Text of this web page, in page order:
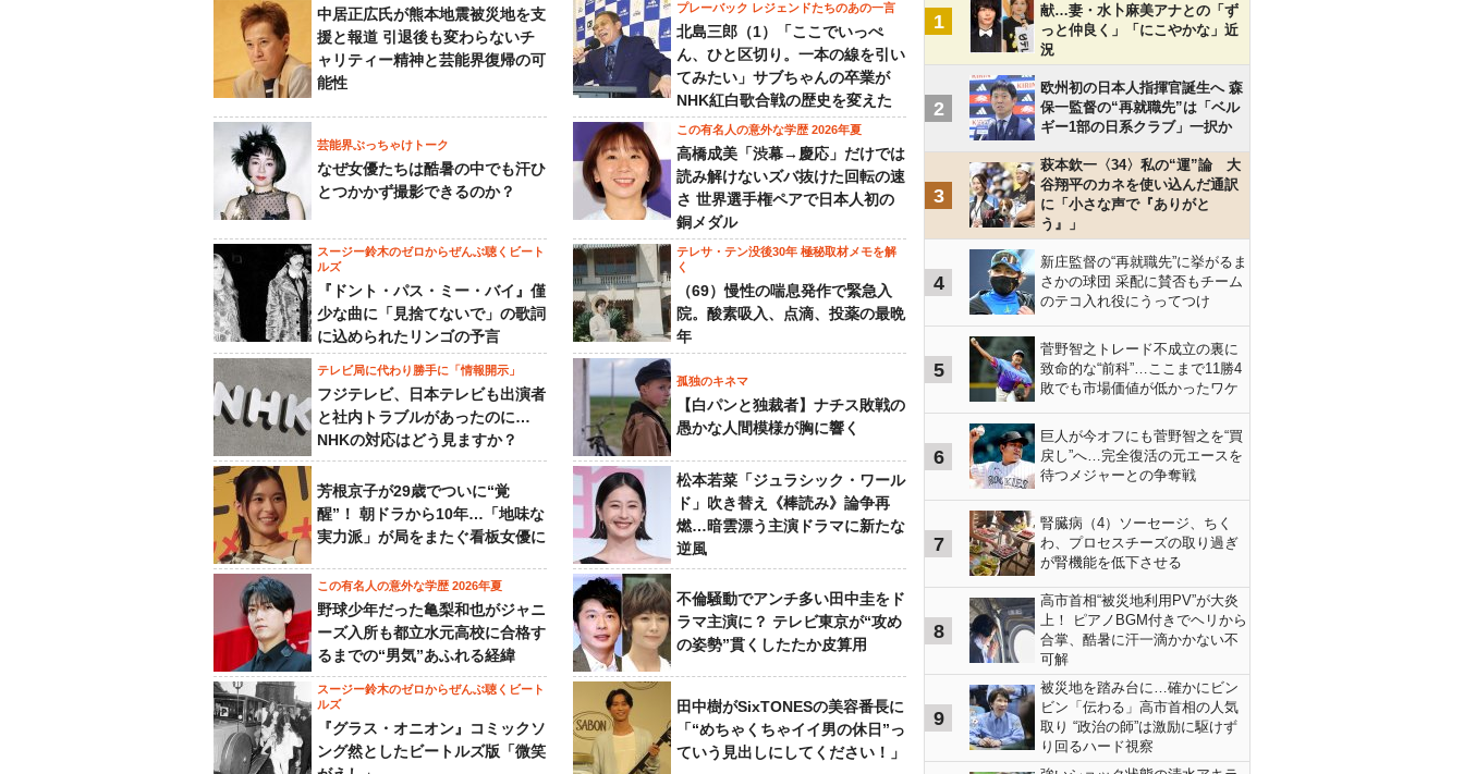
中居正広氏が熊本地震被災地を支
援と報道 引退後も変わらないチ
ャリティー精神と芸能界復帰の可
能性
プレーバック レジェンドたちのあの一言
北島三郎（1）「ここでいっぺ
ん、ひと区切り。一本の線を引い
てみたい」サブちゃんの卒業が
NHK紅白歌合戦の歴史を変えた
芸能界ぶっちゃけトーク
なぜ女優たちは酷暑の中でも汗ひ
とつかかず撮影できるのか？
この有名人の意外な学歴 2026年夏
高橋成美「渋幕→慶応」だけでは
読み解けないズバ抜けた回転の速
さ 世界選手権ペアで日本人初の
銅メダル
スージー鈴木のゼロからぜんぶ聴くビート
ルズ
『ドント・パス・ミー・バイ』僅
少な曲に「見捨てないで」の歌詞
に込められたリンゴの予言
テレサ・テン没後30年 極秘取材メモを解
く
（69）慢性の喘息発作で緊急入
院。酸素吸入、点滴、投薬の最晩
年
テレビ局に代わり勝手に「情報開示」
フジテレビ、日本テレビも出演者
と社内トラブルがあったのに…
NHKの対応はどう見ますか？
孤独のキネマ
【白パンと独裁者】ナチス敗戦の
愚かな人間模様が胸に響く
芳根京子が29歳でついに“覚
醒”！ 朝ドラから10年…「地味な
実力派」が局をまたぐ看板女優に
松本若菜「ジュラシック・ワール
ド」吹き替え《棒読み》論争再
燃…暗雲漂う主演ドラマに新たな
逆風
この有名人の意外な学歴 2026年夏
野球少年だった亀梨和也がジャニ
ーズ入所も都立水元高校に合格す
るまでの“男気”あふれる経緯
不倫騒動でアンチ多い田中圭をド
ラマ主演に？ テレビ東京が“攻め
の姿勢”貫くしたたか皮算用
スージー鈴木のゼロからぜんぶ聴くビート
ルズ
『グラス・オニオン』コミックソ
ング然としたビートルズ版「微笑
田中樹がSixTONESの美容番長に
「“めちゃくちゃイイ男の休日”っ
ていう見出しにしてください！」
1
献…妻・水卜麻美アナとの「ず
っと仲良く」「にこやかな」近
況
2
欧州初の日本人指揮官誕生へ 森
保一監督の“再就職先”は「ベル
ギー1部の日系クラブ」一択か
3
萩本欽一〈34〉私の“運”論 大
谷翔平のカネを使い込んだ通訳
に「小さな声で『ありがと
う』」
4
新庄監督の“再就職先”に挙がるま
さかの球団 采配に賛否もチーム
のテコ入れ役にうってつけ
5
菅野智之トレード不成立の裏に
致命的な“前科”…ここまで11勝4
敗でも市場価値が低かったワケ
6
巨人が今オフにも菅野智之を“買
戻し”へ…完全復活の元エースを
待つメジャーとの争奪戦
7
腎臓病（4）ソーセージ、ちく
わ、プロセスチーズの取り過ぎ
が腎機能を低下させる
8
高市首相“被災地利用PV”が大炎
上！ ピアノBGM付きでヘリから
合掌、酷暑に汗一滴かかない不
可解
9
被災地を踏み台に…確かにビン
ビン「伝わる」高市首相の人気
取り “政治の師”は激励に駆けず
り回るハード視察